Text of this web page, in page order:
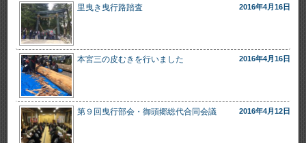
里曳き曳行路踏査 2016年4月16日
本宮三の皮むきを行いました 2016年4月16日
第９回曳行部会・御頭郷総代合同会議 2016年4月12日